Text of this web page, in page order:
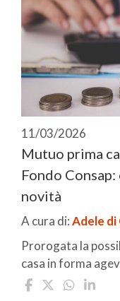
11/03/2026
Mutuo prima
Fondo Consap:
novità
A cura di:Adele di
Prorogata la
casa in forma